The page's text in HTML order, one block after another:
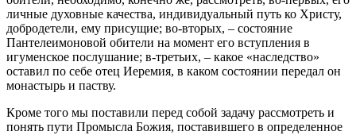
личные духовные качества, индивидуальный путь ко Христу,
добродетели, ему присущие; во-вторых, – состояние
Пантелеимоновой обители на момент его вступления в
игуменское послушание; в-третьих, – какое «наследство»
оставил по себе отец Иеремия, в каком состоянии передал он
монастырь и паству.
Кроме того мы поставили перед собой задачу рассмотреть и
понять пути Промысла Божия, поставившего в определенное